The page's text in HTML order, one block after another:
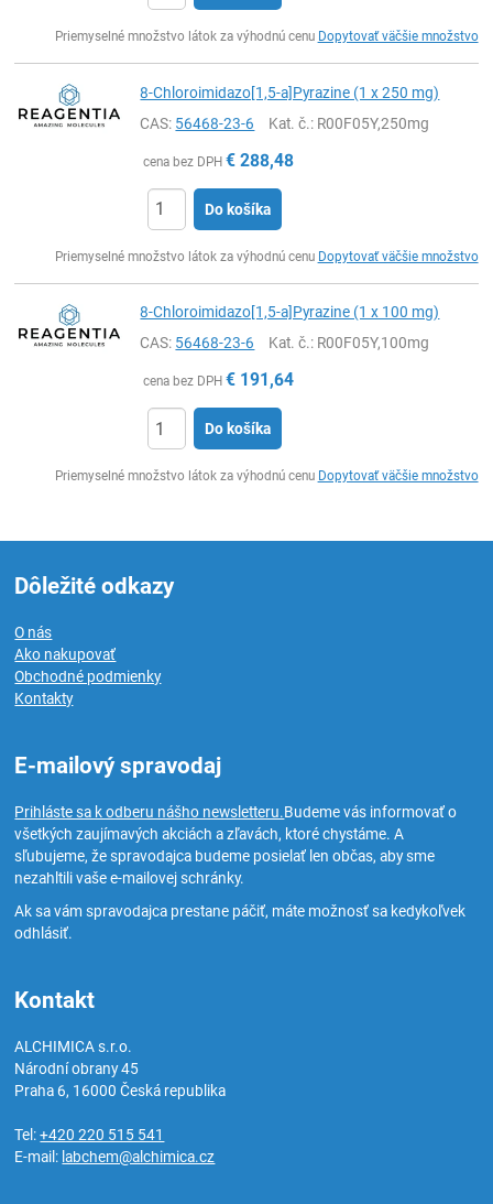
Priemyselné množstvo látok za výhodnú cenu Dopytovať väčšie množstvo
8-Chloroimidazo[1,5-a]Pyrazine (1 x 250 mg)
CAS: 56468-23-6 Kat. č.: R00F05Y,250mg
cena bez DPH € 288,48
Do košíka
Priemyselné množstvo látok za výhodnú cenu Dopytovať väčšie množstvo
8-Chloroimidazo[1,5-a]Pyrazine (1 x 100 mg)
CAS: 56468-23-6 Kat. č.: R00F05Y,100mg
cena bez DPH € 191,64
Do košíka
Priemyselné množstvo látok za výhodnú cenu Dopytovať väčšie množstvo
Dôležité odkazy
O nás
Ako nakupovať
Obchodné podmienky
Kontakty
E-mailový spravodaj
Prihláste sa k odberu nášho newsletteru.Budeme vás informovať o
všetkých zaujímavých akciách a zľavách, ktoré chystáme. A
sľubujeme, že spravodajca budeme posielať len občas, aby sme
nezahltili vaše e-mailovej schránky.
Ak sa vám spravodajca prestane páčiť, máte možnosť sa kedykoľvek
odhlásiť.
Kontakt
ALCHIMICA s.r.o.
Národní obrany 45
Praha 6, 16000Česká republika
Tel:+420 220 515 541
E-mail: labchem@alchimica.cz